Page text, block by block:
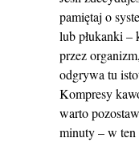
pamiętaj o
lub płukanki –
przez
odgrywa tu
Kompresy
warto
minuty – w ten